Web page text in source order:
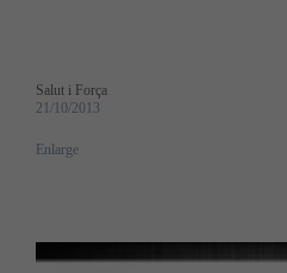
Salut i Força
21/10/2013
Enlarge